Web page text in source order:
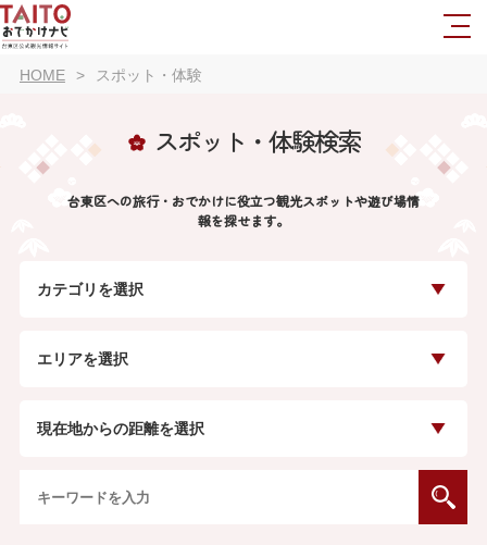
HOME スポット・体験
スポット・体験検索
台東区への旅行・おでかけに役立つ観光スポットや遊び場情
報を探せます。
カテゴリを選択
エリアを選択
現在地からの距離を選択